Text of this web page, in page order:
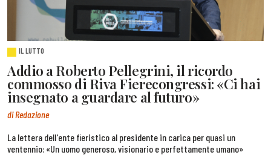
IL LUTTO
Addio a Roberto Pellegrini, il ricordo
commosso di Riva Fierecongressi: «Ci hai
insegnato a guardare al futuro»
di Redazione
La lettera dell'ente fieristico al presidente in carica per quasi un
ventennio: «Un uomo generoso, visionario e perfettamente umano»